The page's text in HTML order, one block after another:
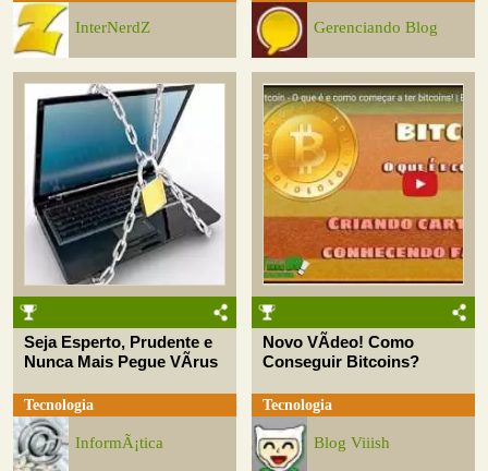
InterNerdZ Gerenciando Blog
Seja Esperto, Prudente e
Nunca Mais Pegue VÃ­rus
Tecnologia
InformÃ¡tica
Novo VÃ­deo! Como
Conseguir Bitcoins?
Tecnologia
Blog Viiish